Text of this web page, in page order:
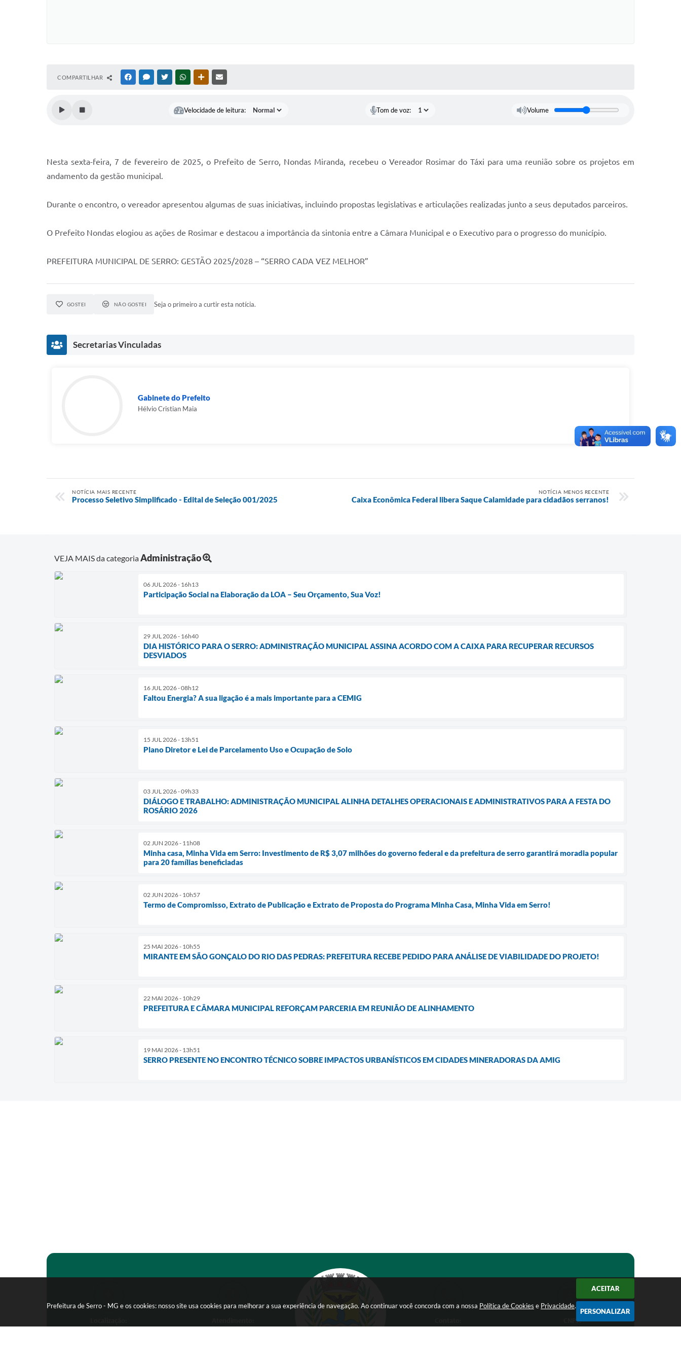
Prefeitura de Serro - MG e os cookies: nosso site usa cookies para melhorar a sua experiência de navegação. Ao continuar você concorda com a nossa Política de Cookies e Privacidade.
ACEITAR
PERSONALIZAR
COMPARTILHAR FACEBOOKMESSENGER
TWITTERWHATSAPPOUTRAS MÍDIAS
Velocidade de leitura: Tom de voz: Volume
Nesta sexta-feira, 7 de fevereiro de 2025, o Prefeito de Serro, Nondas Miranda, recebeu o Vereador Rosimar do Táxi para uma reunião sobre os projetos em
andamento da gestão municipal.
Durante o encontro, o vereador apresentou algumas de suas iniciativas, incluindo propostas legislativas e articulações realizadas junto a seus deputados parceiros.
O Prefeito Nondas elogiou as ações de Rosimar e destacou a importância da sintonia entre a Câmara Municipal e o Executivo para o progresso do município.
PREFEITURA MUNICIPAL DE SERRO: GESTÃO 2025/2028 – “SERRO CADA VEZ MELHOR”
GOSTEI NÃO GOSTEI Seja o primeiro a curtir esta notícia.
Secretarias Vinculadas
Gabinete do Prefeito
Hélvio Cristian Maia
NOTÍCIA MAIS RECENTE
Processo Seletivo Simplificado - Edital de Seleção 001/2025
NOTÍCIA MENOS RECENTE
Caixa Econômica Federal libera Saque Calamidade para cidadãos serranos!
VEJA MAIS da categoriaAdministração
06 JUL 2026 - 16h13
Participação Social na Elaboração da LOA – Seu Orçamento, Sua Voz!
29 JUL 2026 - 16h40
DIA HISTÓRICO PARA O SERRO: ADMINISTRAÇÃO MUNICIPAL ASSINA ACORDO COM A CAIXA PARA RECUPERAR RECURSOS
DESVIADOS
16 JUL 2026 - 08h12
Faltou Energia? A sua ligação é a mais importante para a CEMIG
15 JUL 2026 - 13h51
Plano Diretor e Lei de Parcelamento Uso e Ocupação de Solo
03 JUL 2026 - 09h33
DIÁLOGO E TRABALHO: ADMINISTRAÇÃO MUNICIPAL ALINHA DETALHES OPERACIONAIS E ADMINISTRATIVOS PARA A FESTA DO
ROSÁRIO 2026
02 JUN 2026 - 11h08
Minha casa, Minha Vida em Serro: Investimento de R$ 3,07 milhões do governo federal e da prefeitura de serro garantirá moradia popular
para 20 famílias beneficiadas
02 JUN 2026 - 10h57
Termo de Compromisso, Extrato de Publicação e Extrato de Proposta do Programa Minha Casa, Minha Vida em Serro!
25 MAI 2026 - 10h55
MIRANTE EM SÃO GONÇALO DO RIO DAS PEDRAS: PREFEITURA RECEBE PEDIDO PARA ANÁLISE DE VIABILIDADE DO PROJETO!
22 MAI 2026 - 10h29
PREFEITURA E CÂMARA MUNICIPAL REFORÇAM PARCERIA EM REUNIÃO DE ALINHAMENTO
19 MAI 2026 - 13h51
SERRO PRESENTE NO ENCONTRO TÉCNICO SOBRE IMPACTOS URBANÍSTICOS EM CIDADES MINERADORAS DA AMIG
CNPJ: